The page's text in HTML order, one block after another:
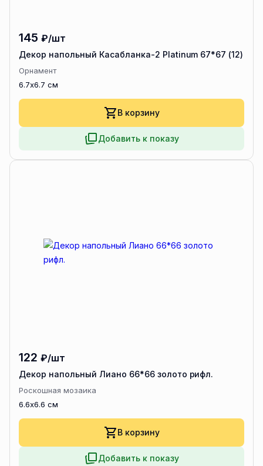
145 ₽/шт
Декор напольный Касабланка-2 Platinum 67*67 (12)
Орнамент
6.7x6.7 см
В корзину
Добавить к показу
122 ₽/шт
Декор напольный Лиано 66*66 золото рифл.
Роскошная мозаика
6.6x6.6 см
В корзину
Добавить к показу